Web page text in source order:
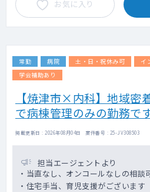
お気に入り
常勤 病院 土・日・祝休み可 イ
学会補助あり
【焼津市×内科】地域密
で病棟管理のみの勤務で
掲載更新日 : 2026年08月04日 案件番号 : 25-JV308503
担当エージェントより
・当直なし、オンコールなしの相談
・住宅手当、育児支援がございます